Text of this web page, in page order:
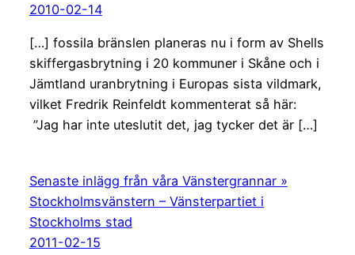
2010-02-14
[…] fossila bränslen planeras nu i form av Shells
skiffergasbrytning i 20 kommuner i Skåne och i
Jämtland uranbrytning i Europas sista vildmark,
vilket Fredrik Reinfeldt kommenterat så här:
”Jag har inte uteslutit det, jag tycker det är […]
Senaste inlägg från våra Vänstergrannar »
Stockholmsvänstern – Vänsterpartiet i
Stockholms stad
2011-02-15